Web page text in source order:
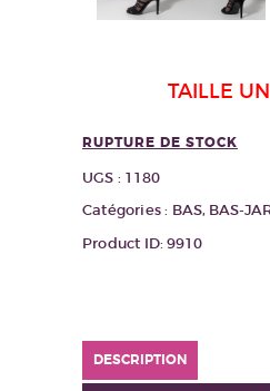
TAILLE
RUPTURE DE STOCK
UGS : 1180
Catégories : BAS, BAS-
Product ID:9910
DESCRIPTION